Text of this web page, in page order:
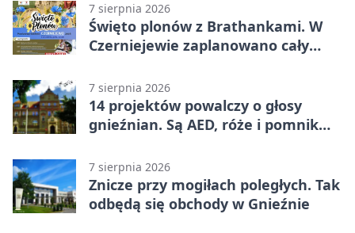
7 sierpnia 2026
Święto plonów z Brathankami. W
Czerniejewie zaplanowano cały
7 sierpnia 2026
14 projektów powalczy o głosy
gnieźnian. Są AED, róże i pomnik
7 sierpnia 2026
Znicze przy mogiłach poległych. Tak
odbędą się obchody w Gnieźnie